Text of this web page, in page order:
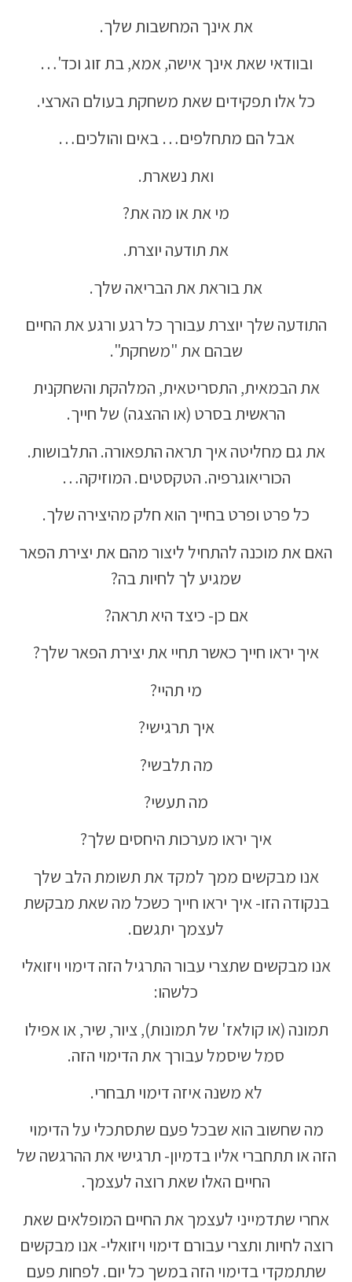
את אינך המחשבות שלך.
ובוודאי שאת אינך אישה, אמא, בת זוג וכד'…
כל אלו תפקידים שאת משחקת בעולם הארצי.
אבל הם מתחלפים… באים והולכים…
ואת נשארת.
מי את או מה את?
את תודעה יוצרת.
את בוראת את הבריאה שלך.
התודעה שלך יוצרת עבורך כל רגע ורגע את החיים
שבהם את "משחקת".
את הבמאית, התסריטאית, המלהקת והשחקנית
הראשית בסרט (או ההצגה) של חייך.
את גם מחליטה איך תראה התפאורה. התלבושות.
הכוריאוגרפיה. הטקסטים. המוזיקה…
כל פרט ופרט בחייך הוא חלק מהיצירה שלך.
האם את מוכנה להתחיל ליצור מהם את יצירת הפאר
שמגיע לך לחיות בה?
אם כן- כיצד היא תראה?
איך יראו חייך כאשר תחיי את יצירת הפאר שלך?
מי תהיי?
איך תרגישי?
מה תלבשי?
מה תעשי?
איך יראו מערכות היחסים שלך?
אנו מבקשים ממך למקד את תשומת הלב שלך
בנקודה הזו- איך יראו חייך כשכל מה שאת מבקשת
לעצמך יתגשם.
אנו מבקשים שתצרי עבור התרגיל הזה דימוי ויזואלי
כלשהו:
תמונה (או קולאז' של תמונות), ציור, שיר, או אפילו
סמל שיסמל עבורך את הדימוי הזה.
לא משנה איזה דימוי תבחרי.
מה שחשוב הוא שבכל פעם שתסתכלי על הדימוי
הזה או תתחברי אליו בדמיון- תרגישי את ההרגשה של
החיים האלו שאת רוצה לעצמך.
אחרי שתדמייני לעצמך את החיים המופלאים שאת
רוצה לחיות ותצרי עבורם דימוי ויזואלי- אנו מבקשים
שתתמקדי בדימוי הזה במשך כל יום. לפחות פעם